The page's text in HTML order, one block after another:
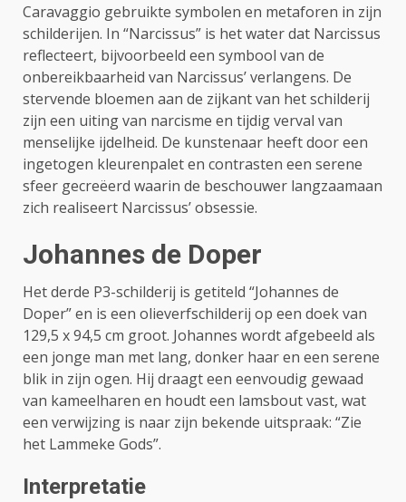
Caravaggio gebruikte symbolen en metaforen in zijn
schilderijen. In “Narcissus” is het water dat Narcissus
reflecteert, bijvoorbeeld een symbool van de
onbereikbaarheid van Narcissus’ verlangens. De
stervende bloemen aan de zijkant van het schilderij
zijn een uiting van narcisme en tijdig verval van
menselijke ijdelheid. De kunstenaar heeft door een
ingetogen kleurenpalet en contrasten een serene
sfeer gecreëerd waarin de beschouwer langzaamaan
zich realiseert Narcissus’ obsessie.
Johannes de Doper
Het derde P3-schilderij is getiteld “Johannes de
Doper” en is een olieverfschilderij op een doek van
129,5 x 94,5 cm groot. Johannes wordt afgebeeld als
een jonge man met lang, donker haar en een serene
blik in zijn ogen. Hij draagt ​​een eenvoudig gewaad
van kameelharen en houdt een lamsbout vast, wat
een verwijzing is naar zijn bekende uitspraak: “Zie
het Lammeke Gods”.
Interpretatie